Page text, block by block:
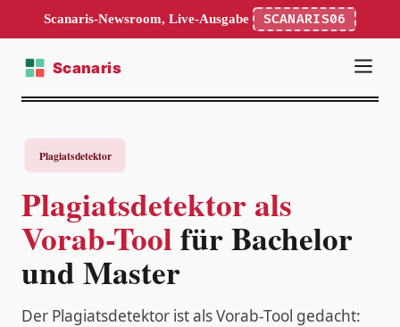
Scanaris-Newsroom, Live-Ausgabe SCANARIS06
Plagiatsdetektor als
Vorab-Toolfür Bachelor
und Master
Der Plagiatsdetektor ist als Vorab-Tool gedacht: